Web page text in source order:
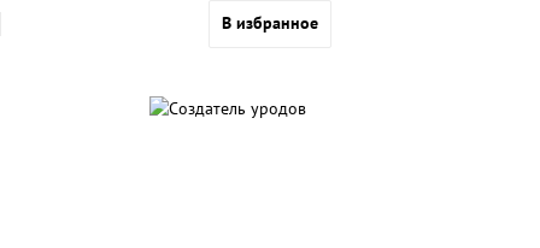
В избранное